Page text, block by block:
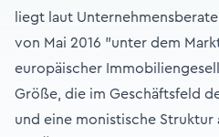
liegt laut
von Mai 2016 "unter dem
europäischer
Größe, die im Geschäftsfeld
und eine monistische Struktur